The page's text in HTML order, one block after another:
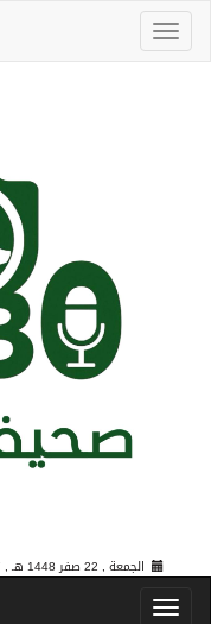
الجمعة , 22 صفر 1448 هـ ,